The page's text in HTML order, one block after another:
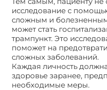
исследование с
сложным и
может стать
трампункт. Это
поможет на
сложных заболеваний.
Каждая личность
здоровье заранее,
необходимые меры.